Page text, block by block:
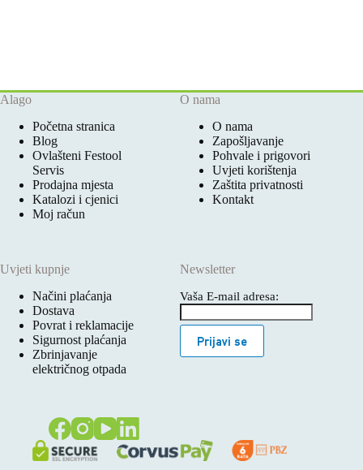
Alago
Početna stranica
Blog
Ovlašteni Festool
Servis
Prodajna mjesta
Katalozi i cjenici
Moj račun
O nama
O nama
Zapošljavanje
Pohvale i prigovori
Uvjeti korištenja
Zaštita privatnosti
Kontakt
Uvjeti kupnje
Načini plaćanja
Dostava
Povrat i reklamacije
Sigurnost plaćanja
Zbrinjavanje
električnog otpada
Newsletter
Vaša E-mail adresa:
Prijavi se